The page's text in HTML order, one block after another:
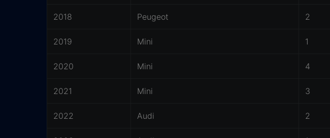
2018 Peugeot 2
2019 Mini 1
2020 Mini 4
2021 Mini 3
2022 Audi 2